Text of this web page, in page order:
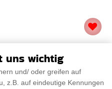
uns wichtig
und/ oder greifen auf
z.B. auf eindeutige Kennungen